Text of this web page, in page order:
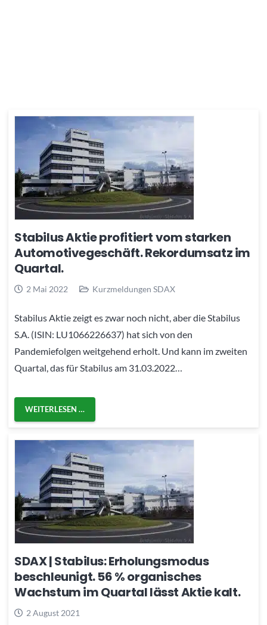
Stabilus Aktie profitiert vom starken
Automotivegeschäft. Rekordumsatz im
Quartal.
2 Mai 2022 Kurzmeldungen SDAX
Stabilus Aktie zeigt es zwar noch nicht, aber die Stabilus
S.A. (ISIN: LU1066226637) hat sich von den
Pandemiefolgen weitgehend erholt. Und kann im zweiten
Quartal, das für Stabilus am 31.03.2022…
WEITERLESEN …
SDAX | Stabilus: Erholungsmodus
beschleunigt. 56 % organisches
Wachstum im Quartal lässt Aktie kalt.
2 August 2021